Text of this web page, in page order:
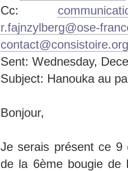
Cc:
r.fajnzylberg@ose-
contact@consistoire.org
Sent: Wednesday,
Subject: Hanouka au
Bonjour,
Je serais présent ce 9
de la 6ème bougie de